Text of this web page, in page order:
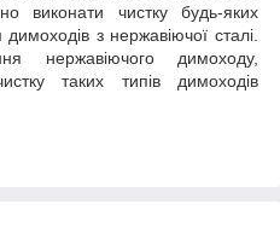
виконати чистку будь-яких
з нержавіючої сталі.
нержавіючого димоходу,
таких типів димоходів